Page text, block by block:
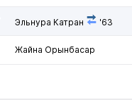
Эльнура Катран '63
Жайна Орынбасар